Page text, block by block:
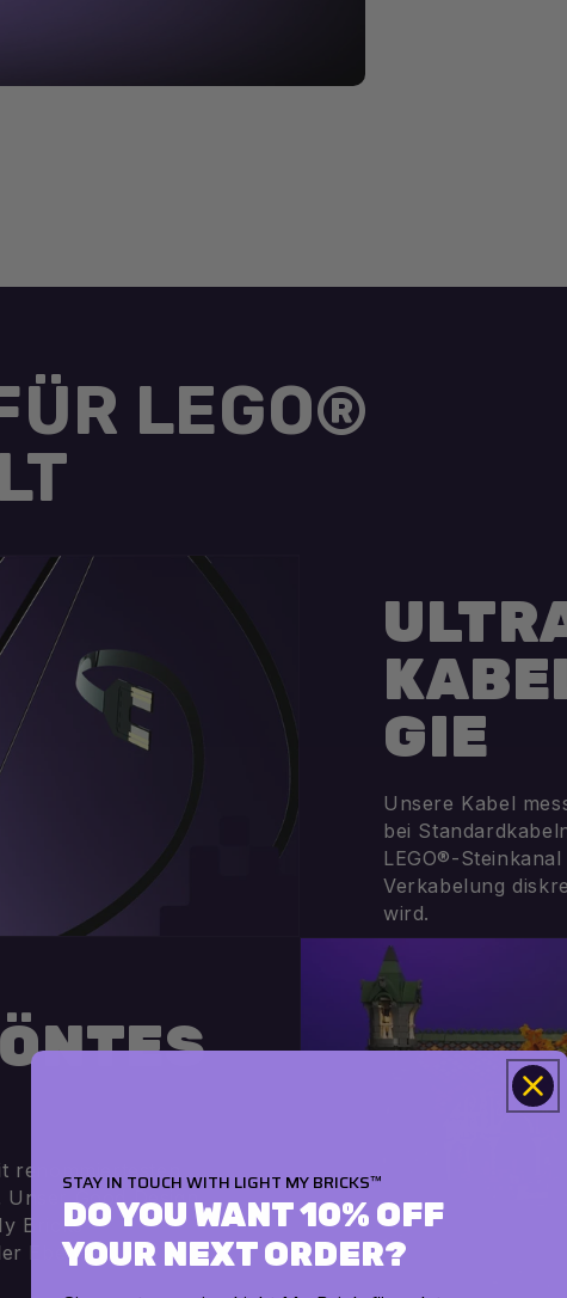
LEGO®
GIE
Unsere Kabel
bei
LEGO®-
Verkabelung
wird.
Unser Good Design
Bricks
Ebene.
STAY IN TOUCH WITH LIGHT MY BRICKS™
DO YOU WANT 10% OFF
YOUR NEXT ORDER?